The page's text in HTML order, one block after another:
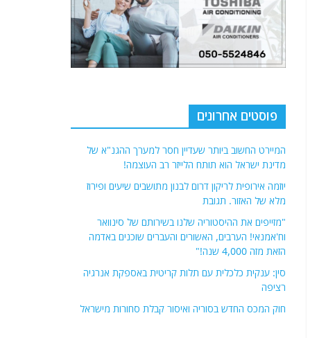
פוסטים אחרונים
המיירט החשוב ביותר שעדיין חסר למערך ההגנ"א של
מדינת ישראל הוא תותח הלייזר רב העוצמה!
יוזמה אירופית לריקון דרום לבנון מתושבים שיעים ופירוז
מלא של האזור. תגובת
"מזייפים את ההיסטוריה שלנו בשירותם של סינוואר
וח'אמנאי! הערבים, האשורים והעברים שוכנים באדמה
הזאת מזה 4,000 שנה!"
סין: ענקית כלכלית עם תלות קריטית באספקת אנרגיה
רציפה
חוק המכס החדש בסוריה ואיסור קבלת סחורות מישראל